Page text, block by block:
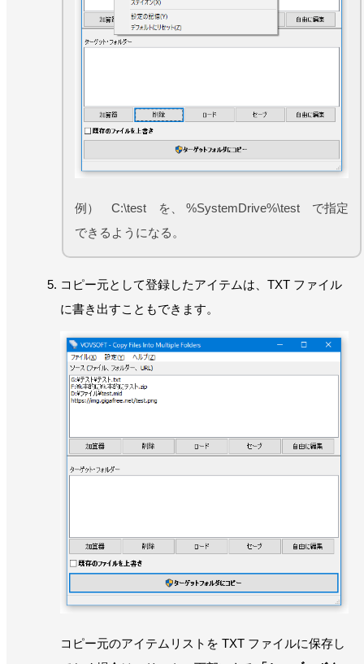
例） C:\test を、 %SystemDrive%\test で指定
できるようになる。
コピー元として登録したアイテムは、TXT ファイル
に書き出すこともできます。
コピー元のアイテムリストを TXT ファイルに保存し